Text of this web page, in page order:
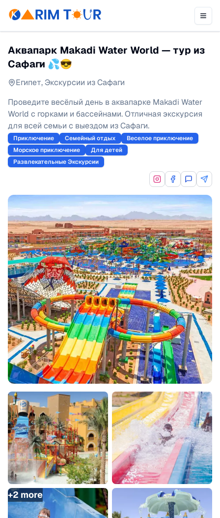
Аквапарк Makadi Water World — тур из
Сафаги 💦😎
Египет,Экскурсии из Сафаги
Проведите весёлый день в аквапарке Makadi Water
World с горками и бассейнами. Отличная экскурсия
для всей семьи с выездом из Сафаги.
Приключение Семейный отдых
Веселое приключение
Морское приключение
Для детей
Развлекательные Экскурсии
+2 more